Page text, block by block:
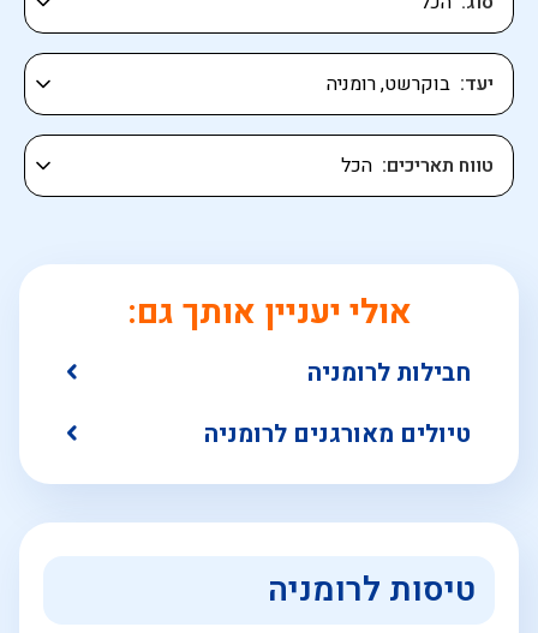
יעד
טווח תאריכים
אולי יעניין אותך גם:
חבילות לרומניה
טיולים מאורגנים לרומניה
טיסות לרומניה